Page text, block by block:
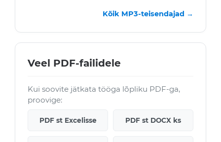
Kõik MP3-teisendajad →
Veel PDF-failidele
Kui soovite jätkata tööga lõpliku PDF-ga,
proovige:
PDF st Excelisse PDF st DOCX ks